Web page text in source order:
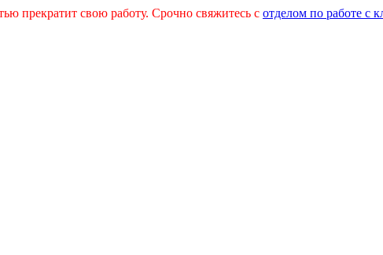
прекратит свою работу. Срочно свяжитесь с отделом по работе с